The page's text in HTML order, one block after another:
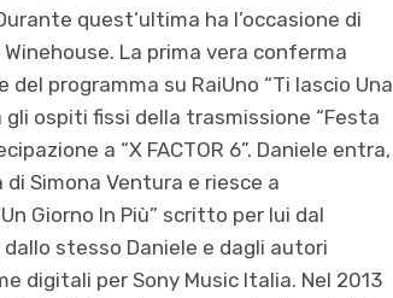
quest’ultima ha l’occasione di
La prima vera conferma
programma su RaiUno “Ti lascio Una
ospiti fissi della trasmissione “Festa
a “X FACTOR 6”. Daniele entra,
Simona Ventura e riesce a
Giorno In Più” scritto per lui dal
stesso Daniele e dagli autori
digitali per Sony Music Italia. Nel 2013